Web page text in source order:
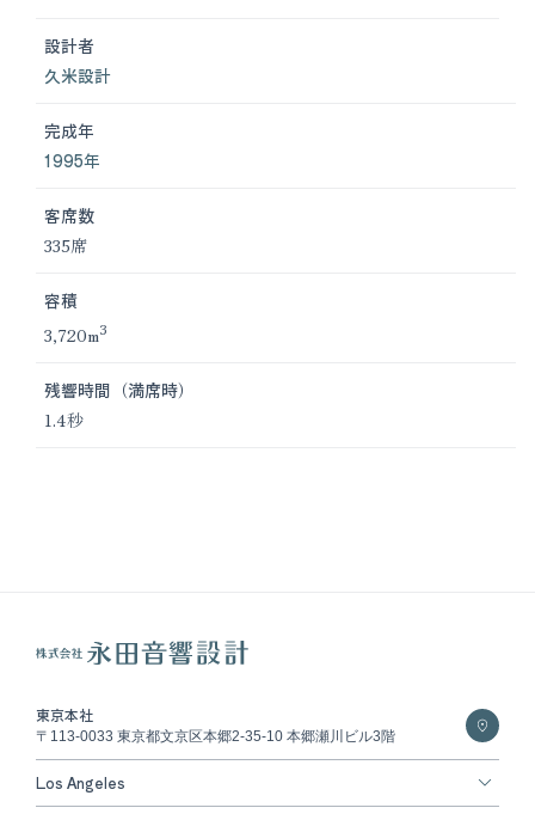
設計者
久米設計
完成年
1995年
客席数
335席
容積
3,720m3
残響時間（満席時）
1.4秒
東京本社
〒113-0033 東京都文京区本郷2-35-10 本郷瀬川ビル3階
Los Angeles